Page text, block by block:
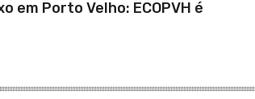
em Porto Velho: ECOPVH é